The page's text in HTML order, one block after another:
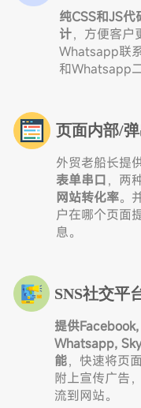
纯CSS和JS
计，方便客户
Whatsapp联
和Whatsapp
页面内部/
外贸老船长提
表单串口，两
网站转化率。
户在哪个页面
息。
SNS社交平
提供
Whatsapp,
能，快速将页
附上宣传广告
流到网站。